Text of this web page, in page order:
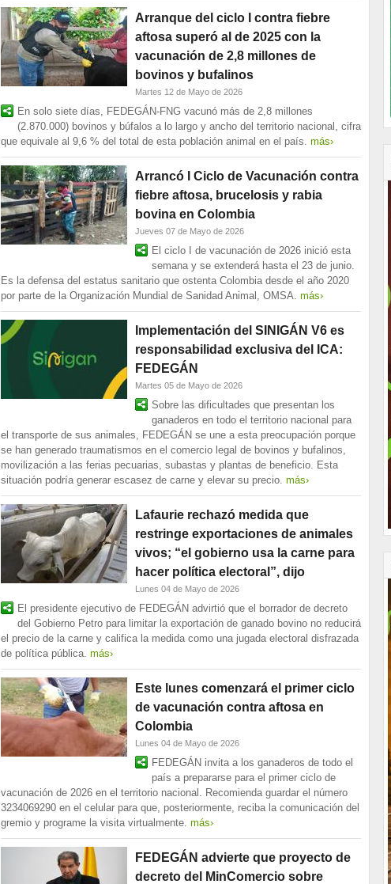
Arranque del ciclo I contra fiebre
aftosa superó al de 2025 con la
vacunación de 2,8 millones de
bovinos y bufalinos
Martes 12 de Mayo de 2026
En solo siete días, FEDEGÁN-FNG vacunó más de 2,8 millones
(2.870.000) bovinos y búfalos a lo largo y ancho del territorio nacional, cifra
que equivale al 9,6 % del total de esta población animal en el país. más›
Arrancó I Ciclo de Vacunación contra
fiebre aftosa, brucelosis y rabia
bovina en Colombia
Jueves 07 de Mayo de 2026
El ciclo I de vacunación de 2026 inició esta
semana y se extenderá hasta el 23 de junio.
Es la defensa del estatus sanitario que ostenta Colombia desde el año 2020
por parte de la Organización Mundial de Sanidad Animal, OMSA. más›
Implementación del SINIGÁN V6 es
responsabilidad exclusiva del ICA:
FEDEGÁN
Martes 05 de Mayo de 2026
Sobre las dificultades que presentan los
ganaderos en todo el territorio nacional para
el transporte de sus animales, FEDEGÁN se une a esta preocupación porque
se han generado traumatismos en el comercio legal de bovinos y bufalinos,
movilización a las ferias pecuarias, subastas y plantas de beneficio. Esta
situación podría generar escasez de carne y elevar su precio. más›
Lafaurie rechazó medida que
restringe exportaciones de animales
vivos; “el gobierno usa la carne para
hacer política electoral”, dijo
Lunes 04 de Mayo de 2026
El presidente ejecutivo de FEDEGÁN advirtió que el borrador de decreto
del Gobierno Petro para limitar la exportación de ganado bovino no reducirá
el precio de la carne y califica la medida como una jugada electoral disfrazada
de política pública. más›
Este lunes comenzará el primer ciclo
de vacunación contra aftosa en
Colombia
Lunes 04 de Mayo de 2026
FEDEGÁN invita a los ganaderos de todo el
país a prepararse para el primer ciclo de
vacunación de 2026 en el territorio nacional. Recomienda guardar el número
3234069290 en el celular para que, posteriormente, reciba la comunicación del
gremio y programe la visita virtualmente. más›
FEDEGÁN advierte que proyecto de
decreto del MinComercio sobre